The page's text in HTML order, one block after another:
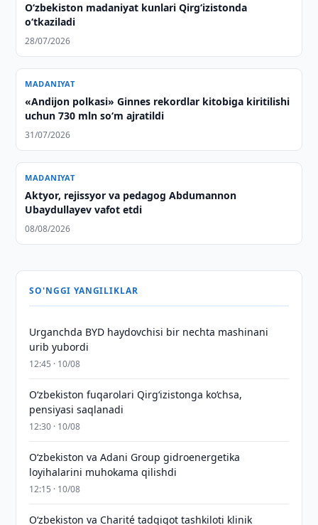
O‘zbekiston madaniyat kunlari Qirg‘izistonda
o‘tkaziladi
28/07/2026
MADANIYAT
«Andijon polkasi» Ginnes rekordlar kitobiga kiritilishi
uchun 730 mln so‘m ajratildi
31/07/2026
MADANIYAT
Aktyor, rejissyor va pedagog Abdumannon
Ubaydullayev vafot etdi
08/08/2026
SO'NGGI YANGILIKLAR
Urganchda BYD haydovchisi bir nechta mashinani
urib yubordi
12:45 · 10/08
O‘zbekiston fuqarolari Qirg‘izistonga ko‘chsa,
pensiyasi saqlanadi
12:30 · 10/08
Oʻzbekiston va Adani Group gidroenergetika
loyihalarini muhokama qilishdi
12:15 · 10/08
Oʻzbekiston va Charité tadqiqot tashkiloti klinik